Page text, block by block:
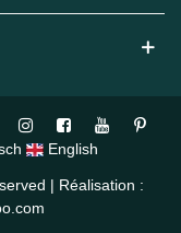
English
| Réalisation :